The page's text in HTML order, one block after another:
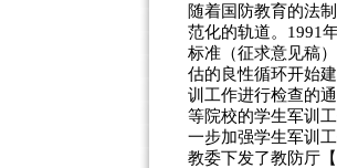
随着国防教育的法
范化的轨道。1991
标准（征求意见稿
估的良性循环开始
训工作进行检查的
等院校的学生军训
一步加强学生军训
教委下发了教防厅